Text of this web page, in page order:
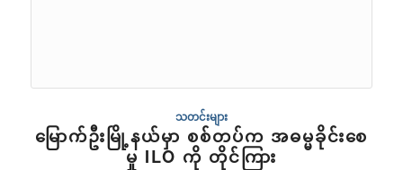
သတင်းများ
မြောက်ဦးမြို့နယ်မှာ စစ်တပ်က အဓမ္မခိုင်းစေ
မှု ILO ကို တိုင်ကြား